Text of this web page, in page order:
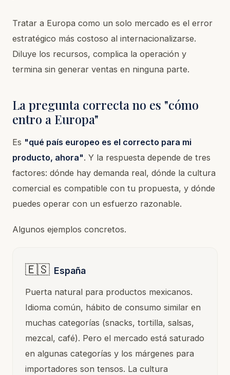
Tratar a Europa como un solo mercado es el error
estratégico más costoso al internacionalizarse.
Diluye los recursos, complica la operación y
termina sin generar ventas en ninguna parte.
La pregunta correcta no es "cómo
entro a Europa"
Es "qué país europeo es el correcto para mi
producto, ahora". Y la respuesta depende de tres
factores: dónde hay demanda real, dónde la cultura
comercial es compatible con tu propuesta, y dónde
puedes operar con un esfuerzo razonable.
Algunos ejemplos concretos.
🇪🇸 España
Puerta natural para productos mexicanos.
Idioma común, hábito de consumo similar en
muchas categorías (snacks, tortilla, salsas,
mezcal, café). Pero el mercado está saturado
en algunas categorías y los márgenes para
importadores son tensos. La cultura